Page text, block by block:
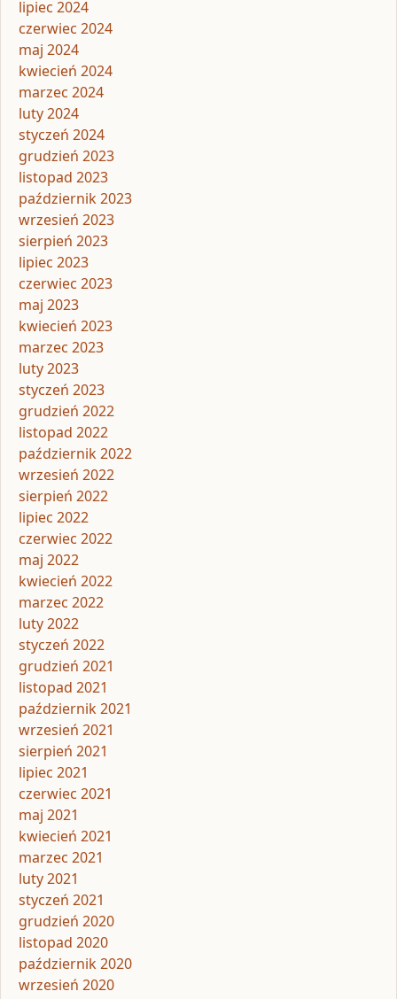
lipiec 2024
czerwiec 2024
maj 2024
kwiecień 2024
marzec 2024
luty 2024
styczeń 2024
grudzień 2023
listopad 2023
październik 2023
wrzesień 2023
sierpień 2023
lipiec 2023
czerwiec 2023
maj 2023
kwiecień 2023
marzec 2023
luty 2023
styczeń 2023
grudzień 2022
listopad 2022
październik 2022
wrzesień 2022
sierpień 2022
lipiec 2022
czerwiec 2022
maj 2022
kwiecień 2022
marzec 2022
luty 2022
styczeń 2022
grudzień 2021
listopad 2021
październik 2021
wrzesień 2021
sierpień 2021
lipiec 2021
czerwiec 2021
maj 2021
kwiecień 2021
marzec 2021
luty 2021
styczeń 2021
grudzień 2020
listopad 2020
październik 2020
wrzesień 2020